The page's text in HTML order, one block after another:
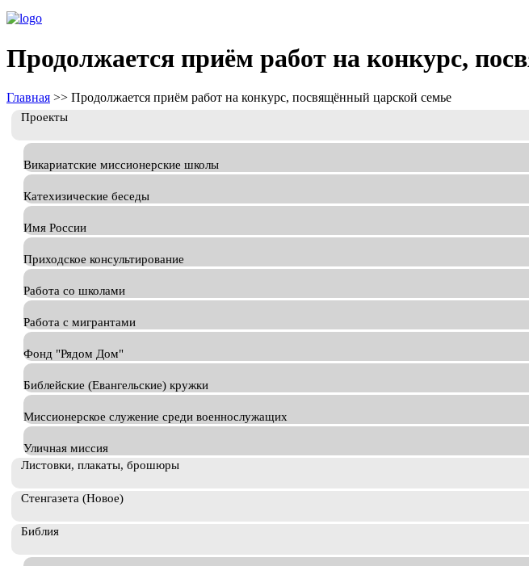
Продолжается приём работ на конкурс,
Главная >> Продолжается приём работ на конкурс, посвящённый царской семье
Проекты
Викариатские миссионерские школы
Катехизические беседы
Имя России
Приходское консультирование
Работа со школами
Работа с мигрантами
Фонд "Рядом Дом"
Библейские (Евангельские) кружки
Миссионерское служение среди военнослужащих
Уличная миссия
Листовки, плакаты, брошюры
Стенгазета (Новое)
Библия